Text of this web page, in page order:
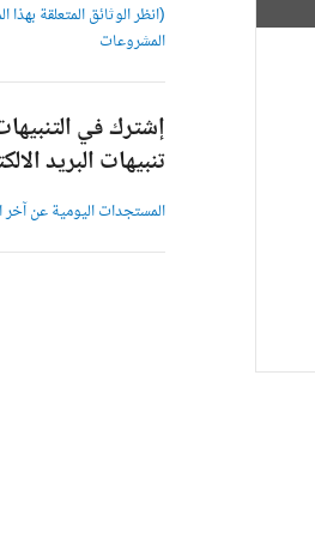
(انظر الوثائق المتعلقة
المشروعات
إشترك في
تنبيهات البريد
المستجدات اليومية عن آخر